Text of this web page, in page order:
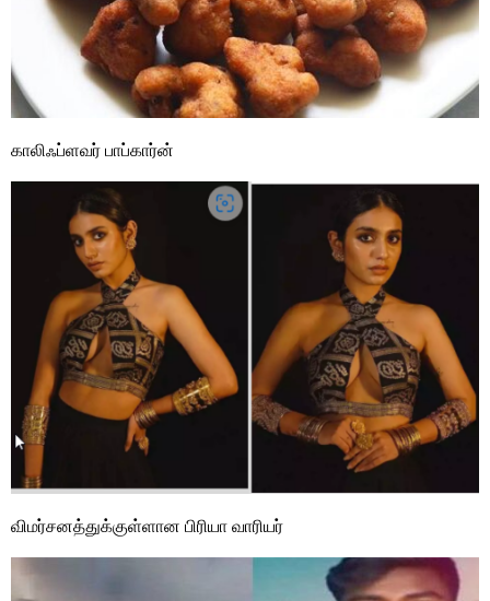
காலிஃப்ளவர் பாப்கார்ன்
விமர்சனத்துக்குள்ளான பிரியா வாரியர்